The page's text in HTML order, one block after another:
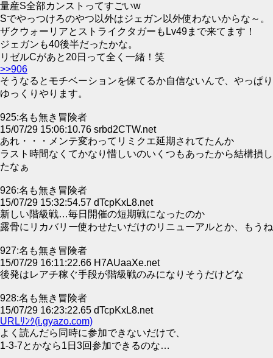
量産S全部カンストってすごいw
Sでやっつけろのやつ以外はジェガン以外使わないからな～。
ザクウォーリアとストライクタガーもLv49まで来てます！
ジェガンも40後半だったかな。
リゼルCがあと20日って全く一緒！笑
>>906
そうなるとモチベーションを保てるか自信ないんで、やっぱり
ゆっくりやります。
925:名も無き冒険者
15/07/29 15:06:10.76 srbd2CTW.net
あれ・・・メンテ変わってリミクエ延期されてたんか
ラスト時間なくてかなり惜しいのいくつもあったから結構損し
たなぁ
926:名も無き冒険者
15/07/29 15:32:54.57 dTcpKxL8.net
新しい階級戦…毎日開催の短期戦になったのか
露骨にリカバリー使わせたいだけのリニューアルとか、もうね
927:名も無き冒険者
15/07/29 16:11:22.66 H7AUaaXe.net
後発はレアチ稼ぐ手段が階級戦のみになりそうだけどな
928:名も無き冒険者
15/07/29 16:23:22.65 dTcpKxL8.net
URLﾘﾝｸ(i.gyazo.com)
よく読んだら同時に参加できないだけで、
1-3-7とかなら1日3回参加できるのな…